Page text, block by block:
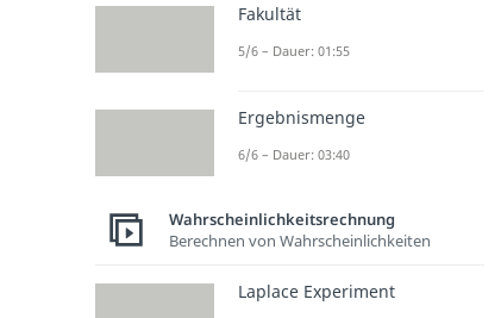
Fakultät
5/6 – Dauer: 01:55
Ergebnismenge
6/6 – Dauer: 03:40
Wahrscheinlichkeitsrechnung
Berechnen von Wahrscheinlichkeiten
Laplace Experiment